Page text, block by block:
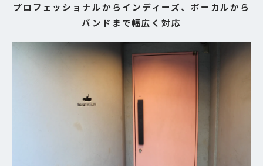
プロフェッショナルからインディーズ、ボーカルから
バンドまで幅広く対応